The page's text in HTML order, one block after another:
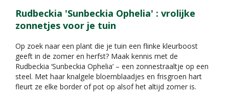
Rudbeckia 'Sunbeckia Ophelia' : vrolijke
zonnetjes voor je tuin
Op zoek naar een plant die je tuin een flinke kleurboost
geeft in de zomer en herfst? Maak kennis met de
Rudbeckia ‘Sunbeckia Ophelia’ – een zonnestraaltje op een
steel. Met haar knalgele bloemblaadjes en frisgroen hart
fleurt ze elke border of pot op alsof het altijd zomer is.